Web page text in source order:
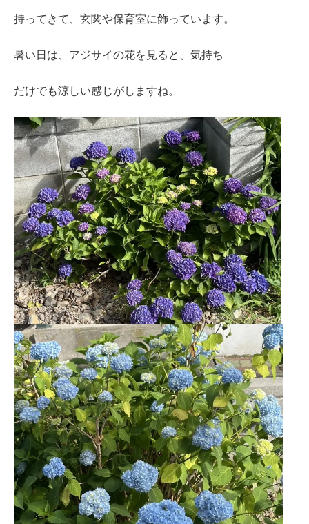
持ってきて、玄関や保育室に飾っています。
暑い日は、アジサイの花を見ると、気持ち
だけでも涼しい感じがしますね。